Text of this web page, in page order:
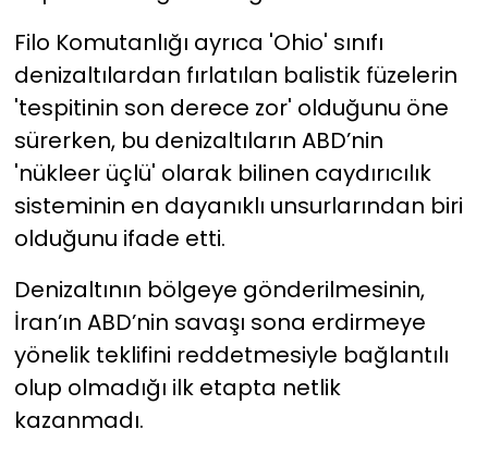
Filo Komutanlığı ayrıca 'Ohio' sınıfı
denizaltılardan fırlatılan balistik füzelerin
'tespitinin son derece zor' olduğunu öne
sürerken, bu denizaltıların ABD’nin
'nükleer üçlü' olarak bilinen caydırıcılık
sisteminin en dayanıklı unsurlarından biri
olduğunu ifade etti.
Denizaltının bölgeye gönderilmesinin,
İran’ın ABD’nin savaşı sona erdirmeye
yönelik teklifini reddetmesiyle bağlantılı
olup olmadığı ilk etapta netlik
kazanmadı.